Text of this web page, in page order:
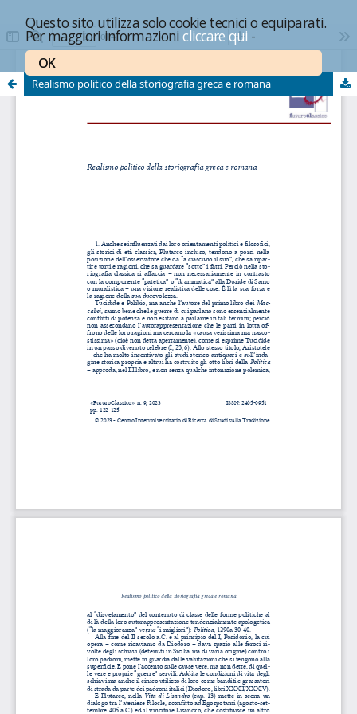
Questo sito utilizza solo cookie tecnici o equiparati.
Per maggiori informazionicliccare qui -
OK
Realismo politico della storiografia greca e romana